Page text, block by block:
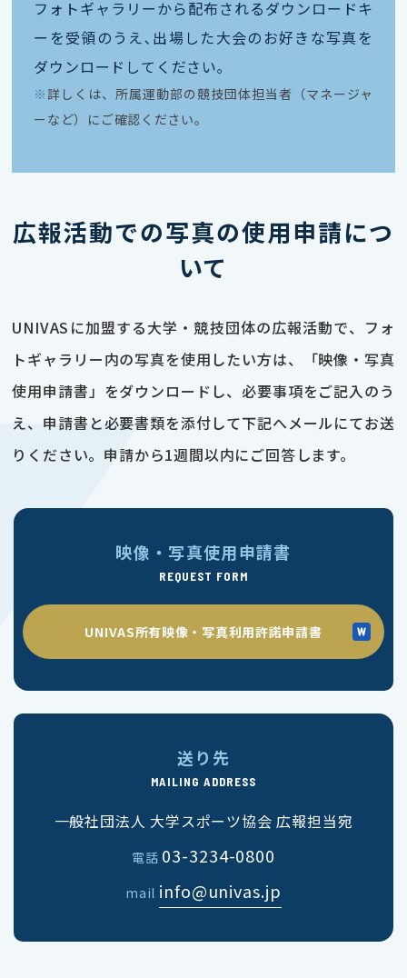
フォトギャラリーから配布されるダウンロードキ
ーを受領のうえ､出場した大会のお好きな写真を
ダウンロードしてください｡
※ 詳しくは、所属運動部の競技団体担当者（マネージャ
ーなど）にご確認ください。
広報活動での写真の使用申請につ
いて
UNIVASに加盟する大学・競技団体の広報活動で、フォ
トギャラリー内の写真を使用したい方は、「映像・写真
使用申請書」をダウンロードし、必要事項をご記入のう
え、申請書と必要書類を添付して下記へメールにてお送
りください。申請から1週間以内にご回答します。
映像・写真使用申請書
REQUEST FORM
UNIVAS所有映像・写真利用許諾申請書
送り先
MAILING ADDRESS
一般社団法人 大学スポーツ協会 広報担当宛
電話 03-3234-0800
mail info@univas.jp